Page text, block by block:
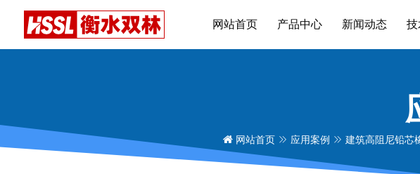
网站首页 产品中心 新闻动态 技
网站首页 应用案例 建筑高阻尼铅芯